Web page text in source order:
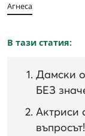
Агнеса
В тази статия:
Дамски
БЕЗ
Актриси
въпросът!